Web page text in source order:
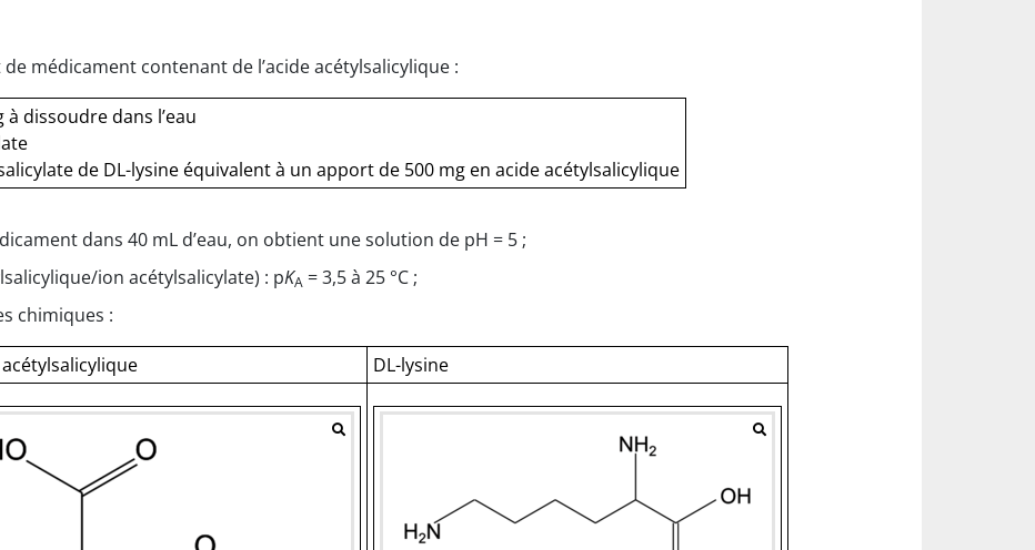
médicament contenant de l’acide acétylsalicylique :
dissoudre dans l’eau
de DL-lysine équivalent à un apport de 500 mg en acide acétylsalicylique
dans 40 mL d’eau, on obtient une solution de pH = 5 ;
ion acétylsalicylate) : pKA = 3,5 à 25 °C ;
chimiques :
DL-lysine